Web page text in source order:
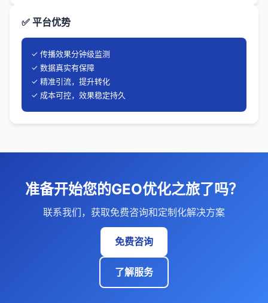
✅ 平台优势
✓ 传播效果分钟级监测
✓ 数据真实有保障
✓ 精准引流，提升转化
✓ 成本可控，效果稳定持久
准备开始您的GEO优化之旅了吗？
联系我们，获取免费咨询和定制化解决方案
免费咨询
了解服务